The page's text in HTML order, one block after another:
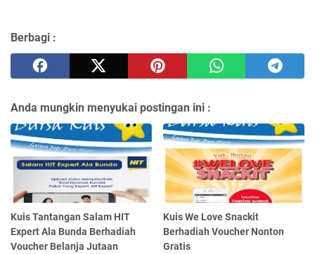
Berbagi :
Anda mungkin menyukai postingan ini :
Kuis Tantangan Salam HIT
Expert Ala Bunda Berhadiah
Voucher Belanja Jutaan
Kuis We Love Snackit
Berhadiah Voucher Nonton
Gratis